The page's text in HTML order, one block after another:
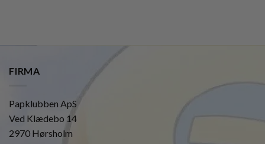
FIRMA
Papklubben ApS
Ved Klædebo 14
2970 Hørsholm